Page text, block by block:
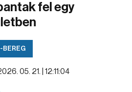
fel egy
BEREG
05. 21. | 12:11:04